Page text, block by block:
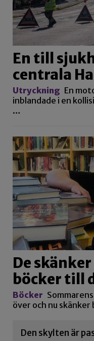
En till
centrala
Utryckning En
inblandade i en
…
De
böcker till
Böcker
över och nu
Den skylten är